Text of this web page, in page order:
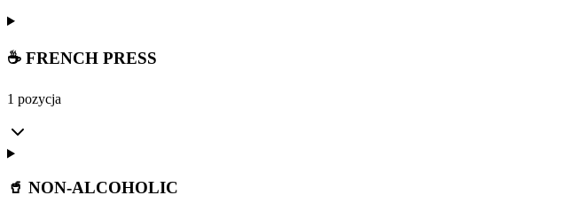
☕ FRENCH PRESS
1 pozycja
🥤 NON-ALCOHOLIC